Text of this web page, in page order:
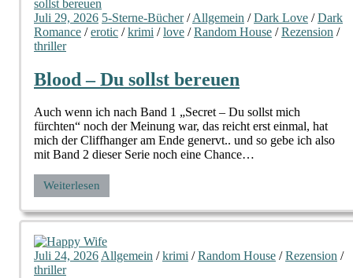
Juli 29, 2026 5-Sterne-Bücher/Allgemein /Dark Love /Dark
Romance /erotic /krimi /love /Random House /Rezension /
thriller
Blood – Du sollst bereuen
Auch wenn ich nach Band 1 „Secret – Du sollst mich
fürchten“ noch der Meinung war, das reicht erst einmal, hat
mich der Cliffhanger am Ende genervt.. und so gebe ich also
mit Band 2 dieser Serie noch eine Chance…
Weiterlesen
Juli 24, 2026Allgemein /krimi /Random House /Rezension /
thriller